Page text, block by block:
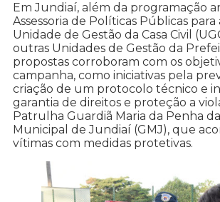
Em Jundiaí, além da programação
Assessoria de Políticas Públicas
Unidade de Gestão da Casa Civil
outras Unidades de Gestão da
propostas corroboram com os
campanha, como iniciativas pela
criação de um protocolo técnico e
garantia de direitos e proteção a
Patrulha Guardiã Maria da Penha
Municipal de Jundiaí (GMJ), que
vítimas com medidas protetivas.